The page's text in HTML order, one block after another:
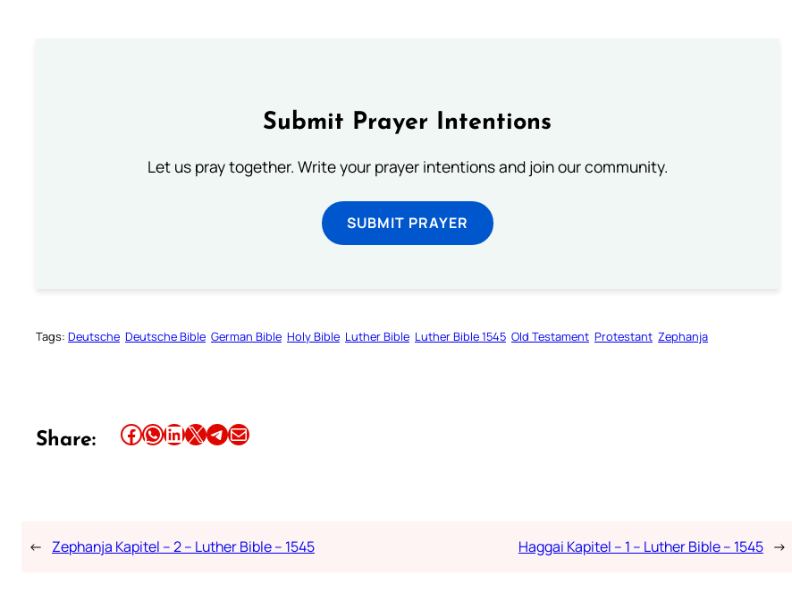
Submit Prayer Intentions
Let us pray together. Write your prayer intentions and join our community.
SUBMIT PRAYER
Tags: Deutsche Deutsche Bible German Bible Holy Bible Luther Bible Luther Bible 1545 Old Testament Protestant Zephanja
Share: Share this article on Facebook Share this article on WhatsApp Share this article on LinkedIn Share this article on X Share this article on TelegramEmail this Article
← Zephanja Kapitel – 2 – Luther Bible – 1545 Haggai Kapitel – 1 – Luther Bible – 1545 →